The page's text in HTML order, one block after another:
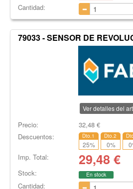
Cantidad:
79033 - SENSOR DE
Ver detalles del
Precio: 32,48€
Descuentos:
Dto.1
25%
Dto.2
0% 0
Imp. Total: 29,48 €
Stock: En stock
Cantidad: